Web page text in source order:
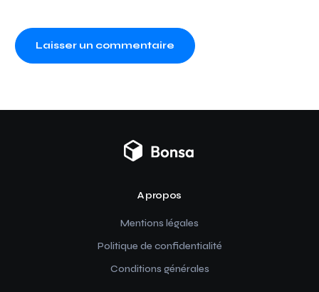
A propos
Mentions légales
Politique de confidentialité
Conditions générales